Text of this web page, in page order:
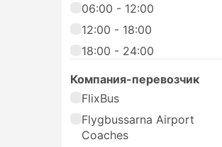
06:00 - 12:00
12:00 - 18:00
18:00 - 24:00
Компания-перевозчик
FlixBus
Flygbussarna Airport
Coaches